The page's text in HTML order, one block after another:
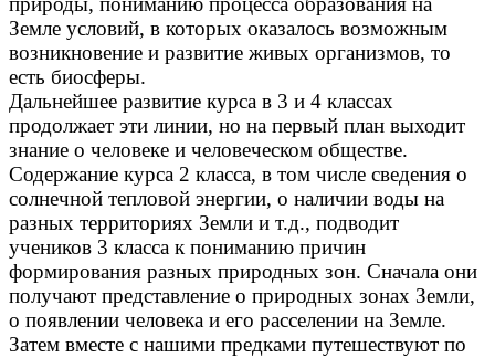
Земле условий, в которых оказалось возможным
возникновение и развитие живых организмов, то
есть биосферы.
Дальнейшее развитие курса в 3 и 4 классах
продолжает эти линии, но на первый план выходит
знание о человеке и человеческом обществе.
Содержание курса 2 класса, в том числе сведения о
солнечной тепловой энергии, о наличии воды на
разных территориях Земли и т.д., подводит
учеников 3 класса к пониманию причин
формирования разных природных зон. Сначала они
получают представление о природных зонах Земли,
о появлении человека и его расселении на Земле.
Затем вместе с нашими предками путешествуют по